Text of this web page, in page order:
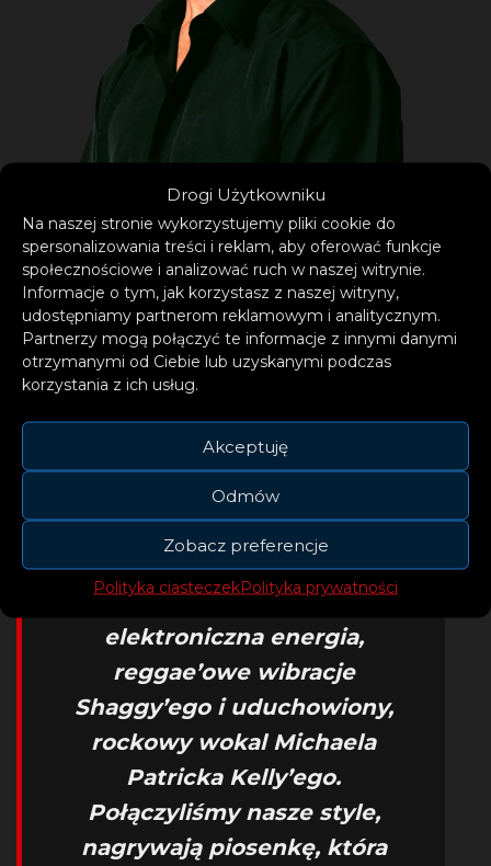
Drogi Użytkowniku
Na naszej stronie wykorzystujemy pliki cookie do
spersonalizowania treści i reklam, aby oferować funkcje
społecznościowe i analizować ruch w naszej witrynie.
Informacje o tym, jak korzystasz z naszej witryny,
udostępniamy partnerom reklamowym i analitycznym.
Partnerzy mogą połączyć te informacje z innymi danymi
otrzymanymi od Ciebie lub uzyskanymi podczas
korzystania z ich usług.
Akceptuję
Odmów
Zobacz preferencje
Polityka ciasteczekPolityka prywatności
którym zderzają się trzy
muzyczne światy: moja
elektroniczna energia,
reggae’owe wibracje
Shaggy’ego i uduchowiony,
rockowy wokal Michaela
Patricka Kelly’ego.
Połączyliśmy nasze style,
nagrywają piosenkę, która